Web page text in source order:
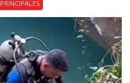
PRINCIPALES